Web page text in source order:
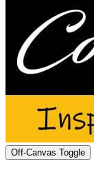
Off-Canvas Toggle